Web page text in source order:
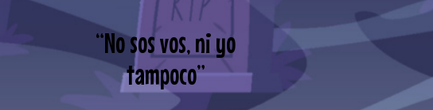
“No sos vos, ni yo
tampoco”